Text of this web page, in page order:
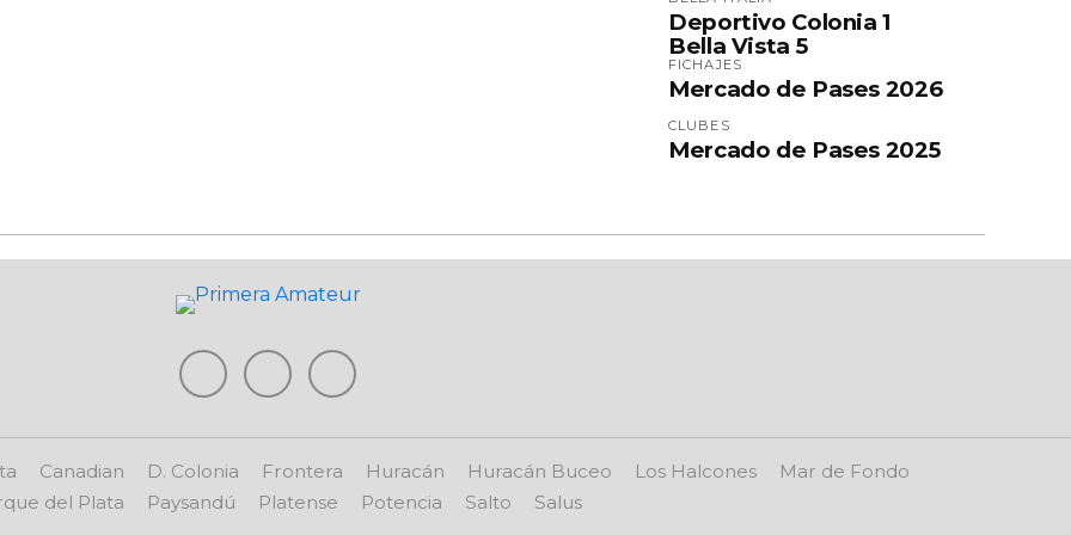
Deportivo Colonia 1
Bella Vista 5
FICHAJES
Mercado de Pases 2026
CLUBES
Mercado de Pases 2025
Canadian D. Colonia Frontera Huracán Huracán Buceo Los Halcones
Mar de Fondo
del Plata
Paysandú Platense Potencia Salto Salus